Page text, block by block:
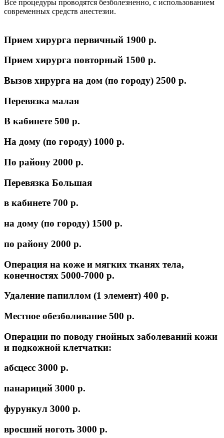
Все процедуры проводятся безболезненно, с использованием
современных средств анестезии.
Прием хирурга первичный 1900 p.
Прием хирурга повторный 1500 p.
Вызов хирурга на дом (по городу) 2500 p.
Перевязка малая
В кабинете 500 p.
На дому (по городу) 1000 p.
По району 2000 p.
Перевязка Большая
в кабинете 700 p.
на дому (по городу) 1500 p.
по району 2000 p.
Операция на коже и мягких тканях тела,
конечностях 5000-7000 p.
Удаление папиллом (1 элемент) 400 p.
Местное обезболивание 500 p.
Операции по поводу гнойных заболеваний кожи
и подкожной клетчатки:
абсцесс 3000 p.
панариций 3000 p.
фурункул 3000 p.
вросший ноготь 3000 p.